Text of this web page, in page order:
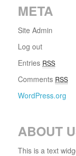
META
Site Admin
Log out
Entries RSS
Comments RSS
WordPress.org
ABOUT
This is a text